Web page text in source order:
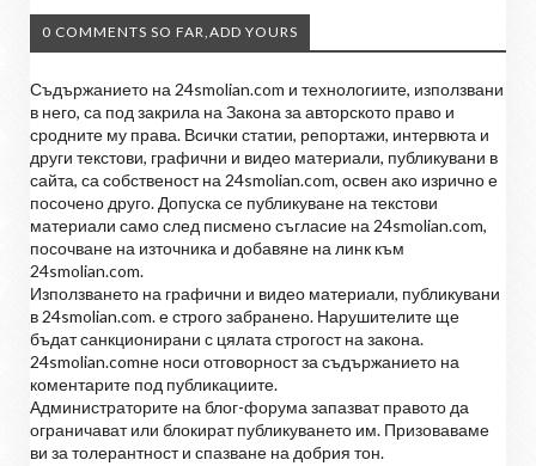
0 COMMENTS SO FAR,ADD YOURS
Съдържанието на 24smolian.com и технологиите, използвани
в него, са под закрила на Закона за авторското право и
сродните му права. Всички статии, репортажи, интервюта и
други текстови, графични и видео материали, публикувани в
сайта, са собственост на 24smolian.com, освен ако изрично е
посочено друго. Допуска се публикуване на текстови
материали само след писмено съгласие на 24smolian.com,
посочване на източника и добавяне на линк към
24smolian.com.
Използването на графични и видео материали, публикувани
в 24smolian.com. е строго забранено. Нарушителите ще
бъдат санкционирани с цялата строгост на закона.
24smolian.comне носи отговорност за съдържанието на
коментарите под публикациите.
Администраторите на блог-форума запазват правото да
ограничават или блокират публикуването им. Призоваваме
ви за толерантност и спазване на добрия тон.